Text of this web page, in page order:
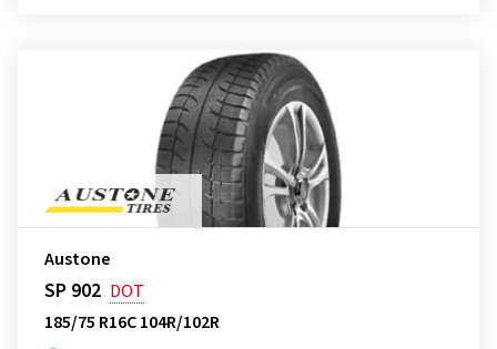
Austone
SP 902 DOT
185/75 R16C 104R/102R